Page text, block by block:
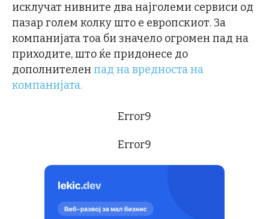
исклучат нивните два најголеми сервиси од
пазар голем колку што е европскиот. За
компанијата тоа би значело огромен пад на
приходите, што ќе придонесе до
дополнителен пад на вредноста на
компанијата.
Error9
Error9